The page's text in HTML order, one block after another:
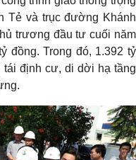
Tẻ và trục đường Khánh
trương đầu tư cuối năm
đồng. Trong đó, 1.392 tỷ
định cư, di dời hạ tầng